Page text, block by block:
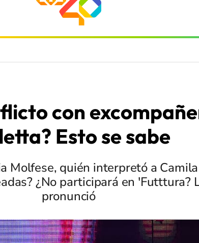
con
Esto se sabe
Molfese, quién interpretó a
¿No participará en 'Futttura?
pronunció